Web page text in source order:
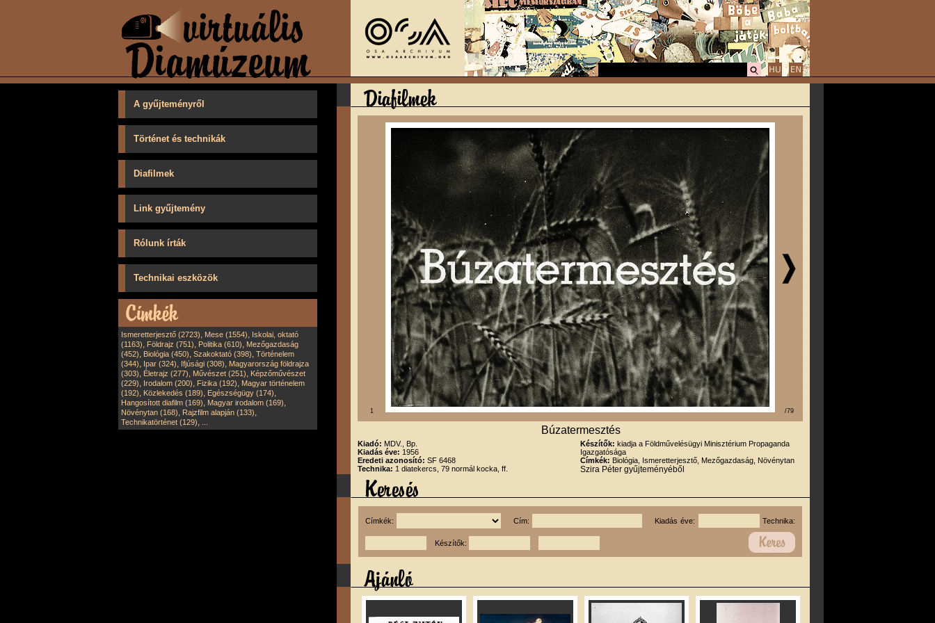
A gyűjteményről
Történet és technikák
Diafilmek
Link gyűjtemény
Rólunk írták
Technikai eszközök
Ismeretterjesztő (2723), Mese (1554), Iskolai, oktató
(1163), Földrajz (751), Politika (610), Mezőgazdaság
(452), Biológia (450), Szakoktató (398), Történelem
(344), Ipar (324), Ifjúsági (308), Magyarország földrajza
(303), Életrajz (277), Művészet (251), Képzőművészet
(229), Irodalom (200), Fizika (192), Magyar történelem
(192), Közlekedés (189), Egészségügy (174),
Hangosított diafilm (169), Magyar irodalom (169),
Növénytan (168), Rajzfilm alapján (133),
Technikatörténet (129),
1 /79
Búzatermesztés
Kiadó: MDV., Bp.
Kiadás éve: 1956
Eredeti azonosító: SF 6468
Technika: 1 diatekercs, 79 normál kocka, ff.
Készítők: kiadja a Földművelésügyi Minisztérium Propaganda
Igazgatósága
Címkék: Biológia, Ismeretterjesztő, Mezőgazdaság, Növénytan
Szira Péter gyűjteményéből
Címkék: Cím: Kiadás éve: Technika:
Készítők: